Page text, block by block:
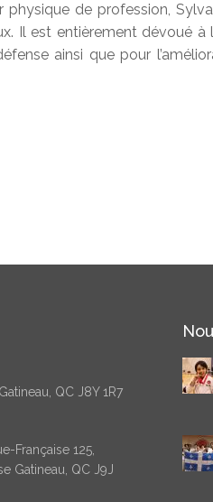
physique de profession,
Il est entièrement dévoué
ainsi que pour
QC J8Y 1R7
Française 125,
Gatineau, QC J9J